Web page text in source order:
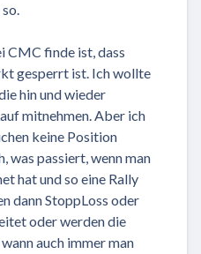
CMC finde ist, dass
gesperrt ist. Ich wollte
hin und wieder
mitnehmen. Aber ich
keine Position
was passiert, wenn man
hat und so eine Rally
dann StoppLoss oder
oder werden die
auch immer man